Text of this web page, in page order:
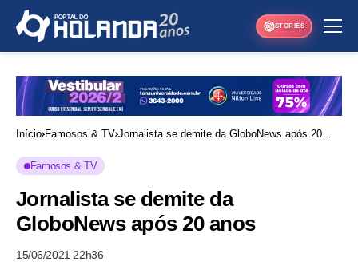
STORIES
Início Famosos & TV Jornalista se demite da GloboNews após 20
Famosos & TV
Jornalista se demite da
GloboNews após 20 anos
15/06/2021 22h36